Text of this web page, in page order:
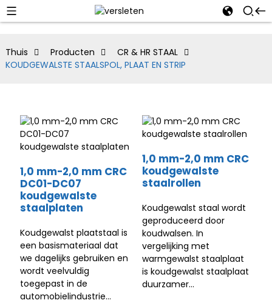
Thuis Producten
CR & HR STAAL
KOUDGEWALSTE STAALSPOL, PLAAT EN STRIP
1,0 mm-2,0 mm CRC
DC01-DC07
koudgewalste
staalplaten
Koudgewalst plaatstaal is
een basismateriaal dat
we dagelijks gebruiken en
wordt veelvuldig
toegepast in de
automobielindustrie...
1,0 mm-2,0 mm CRC
koudgewalste
staalrollen
Koudgewalst staal wordt
geproduceerd door
koudwalsen. In
vergelijking met
warmgewalst staalplaat
is koudgewalst staalplaat
duurzamer...